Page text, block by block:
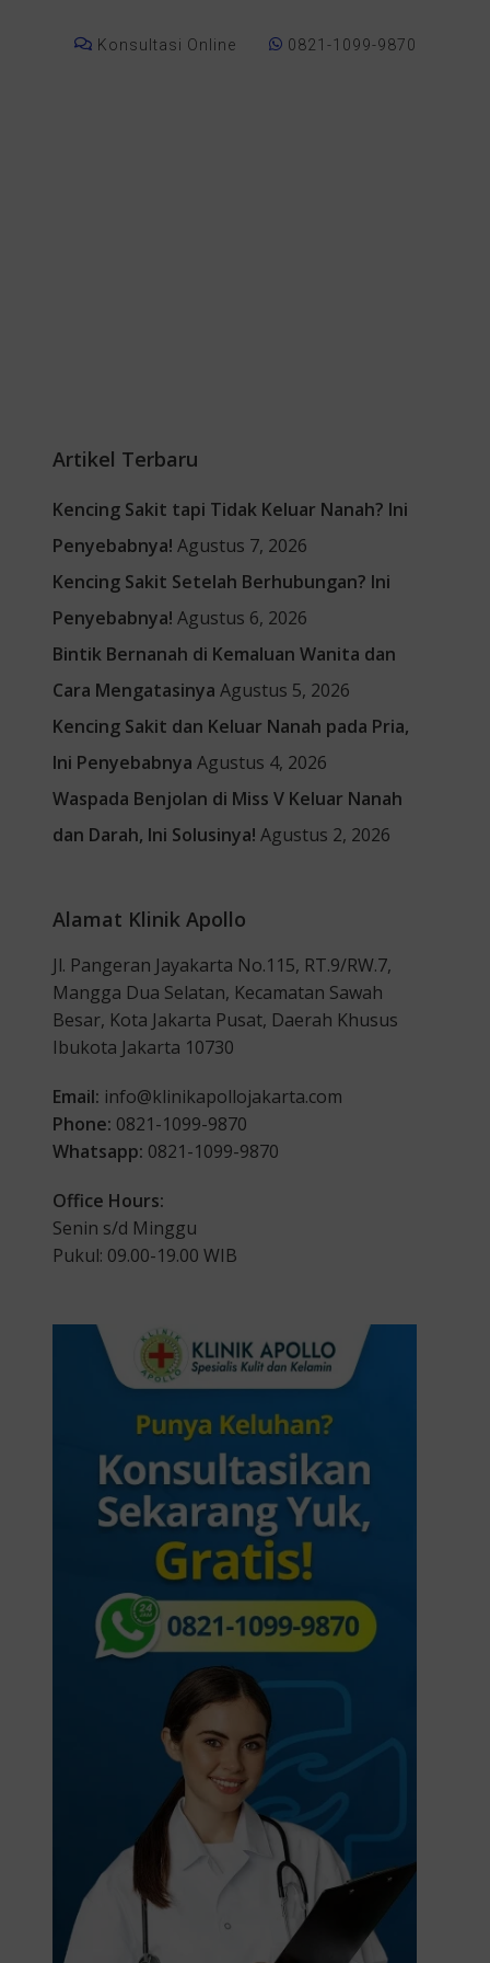
Konsultasi Online 0821-1099-9870
Artikel Terbaru
Kencing Sakit tapi Tidak Keluar Nanah? Ini
Penyebabnya! Agustus 7, 2026
Kencing Sakit Setelah Berhubungan? Ini
Penyebabnya! Agustus 6, 2026
Bintik Bernanah di Kemaluan Wanita dan
Cara Mengatasinya Agustus 5, 2026
Kencing Sakit dan Keluar Nanah pada Pria,
Ini Penyebabnya Agustus 4, 2026
Waspada Benjolan di Miss V Keluar Nanah
dan Darah, Ini Solusinya! Agustus 2, 2026
Alamat Klinik Apollo
Jl. Pangeran Jayakarta No.115, RT.9/RW.7,
Mangga Dua Selatan, Kecamatan Sawah
Besar, Kota Jakarta Pusat, Daerah Khusus
Ibukota Jakarta 10730
Email: info@klinikapollojakarta.com
Phone: 0821-1099-9870
Whatsapp: 0821-1099-9870
Office Hours:
Senin s/d Minggu
Pukul: 09.00-19.00 WIB